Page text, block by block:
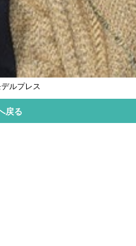
ルプレス
戻る